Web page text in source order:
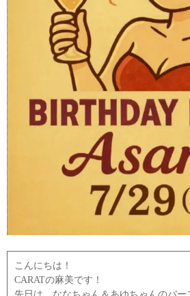
こんにちは！
CARATの麻美です！